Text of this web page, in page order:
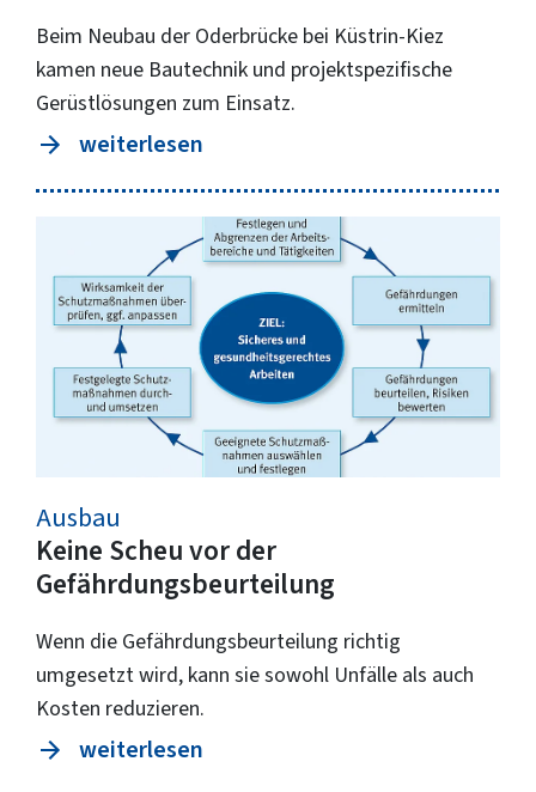
Beim Neubau der Oderbrücke bei Küstrin-Kiez
kamen neue Bautechnik und projektspezifische
Gerüstlösungen zum Einsatz.
weiterlesen
Ausbau
Keine Scheu vor der
Gefährdungsbeurteilung
Wenn die Gefährdungsbeurteilung richtig
umgesetzt wird, kann sie sowohl Unfälle als auch
Kosten reduzieren.
weiterlesen